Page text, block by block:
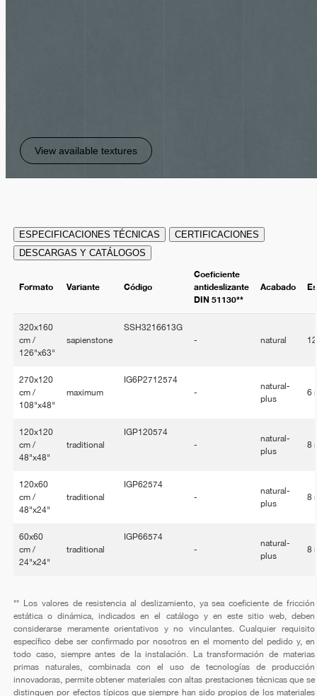
View available textures
ESPECIFICACIONES TÉCNICAS
CERTIFICACIONES
DESCARGAS Y CATÁLOGOS
Formato Variante Código
Coeficiente
antideslizante
DIN 51130**
Acabado
320x160
cm /
126"x63"
sapienstone
SSH3216613G
-
natural
270x120
cm /
108"x48"
maximum
IG6P2712574
-
natural-
plus
6
120x120
cm /
48"x48"
traditional
IGP120574
-
natural-
plus
8
120x60
cm /
48"x24"
traditional
IGP62574
-
natural-
plus
8
60x60
cm /
24"x24"
traditional
IGP66574
-
natural-
plus
8
** Los valores de resistencia al deslizamiento, ya sea coeficiente de fricción
estática o dinámica, indicados en el catálogo y en este sitio web, deben
considerarse meramente orientativos y no vinculantes. Cualquier requisito
específico debe ser confirmado por nosotros en el momento del pedido y, en
todo caso, siempre antes de la instalación. La transformación de materias
primas naturales, combinada con el uso de tecnologías de producción
innovadoras, permite obtener materiales con altas prestaciones técnicas que se
distinguen por efectos típicos que siempre han sido propios de los materiales